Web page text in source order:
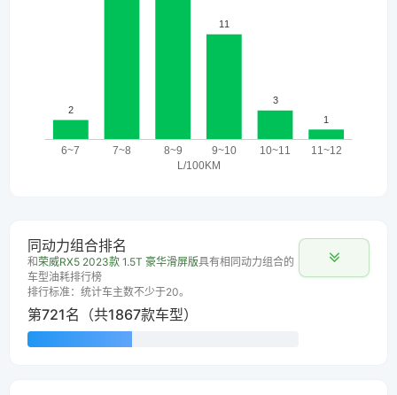
同动力组合排名
和荣威RX5 2023款 1.5T 豪华滑屏版具有相同动力组合的
车型油耗排行榜
排行标准：统计车主数不少于20。
第721名（共1867款车型）